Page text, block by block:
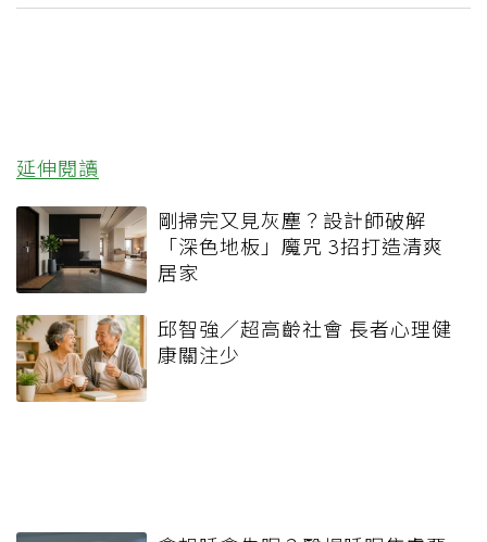
延伸閱讀
剛掃完又見灰塵？設計師破解
「深色地板」魔咒 3招打造清爽
居家
邱智強／超高齡社會 長者心理健
康關注少